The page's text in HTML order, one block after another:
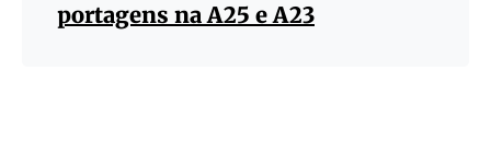
portagens na A25 e A23